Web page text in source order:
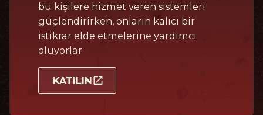
bu kişilere hizmet veren sistemleri
güçlendirirken, onların kalıcı bir
istikrar elde etmelerine yardımcı
oluyorlar
KATILIN